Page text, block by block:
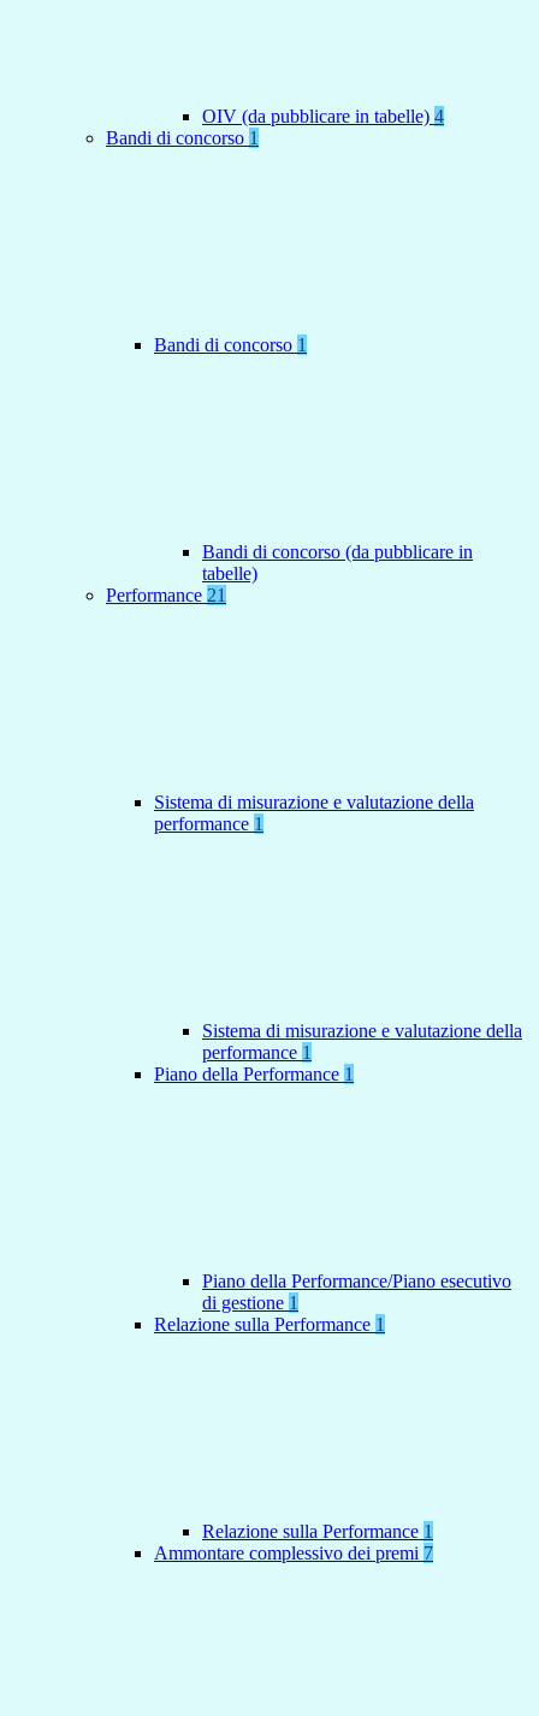
OIV (da pubblicare in tabelle) 4
Bandi di concorso 1
Bandi di concorso 1
Bandi di concorso (da pubblicare in
tabelle)
Performance 21
Sistema di misurazione e valutazione della
performance 1
Sistema di misurazione e valutazione della
performance 1
Piano della Performance 1
Piano della Performance/Piano esecutivo
di gestione 1
Relazione sulla Performance 1
Relazione sulla Performance 1
Ammontare complessivo dei premi 7